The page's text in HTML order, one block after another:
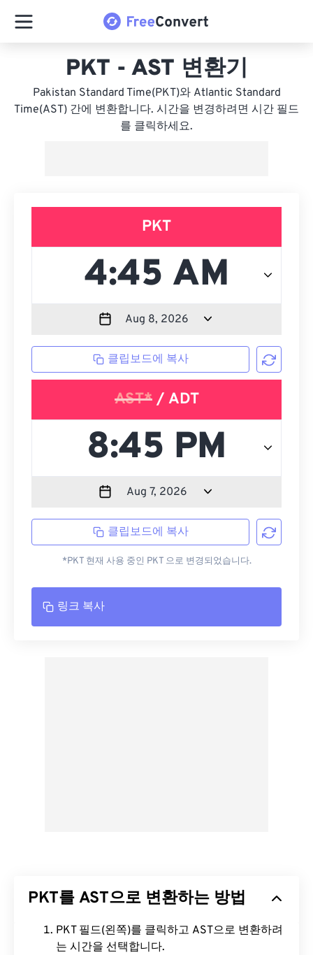
PKT - AST 변환기
Pakistan Standard Time(PKT)와 Atlantic Standard
Time(AST) 간에 변환합니다. 시간을 변경하려면 시간 필드
를 클릭하세요.
PKT
클립보드에 복사
AST*/ ADT
클립보드에 복사
*PKT 현재 사용 중인 PKT 으로 변경되었습니다.
링크 복사
PKT를 AST으로 변환하는 방법
PKT 필드(왼쪽)를 클릭하고 AST으로 변환하려
는 시간을 선택합니다.